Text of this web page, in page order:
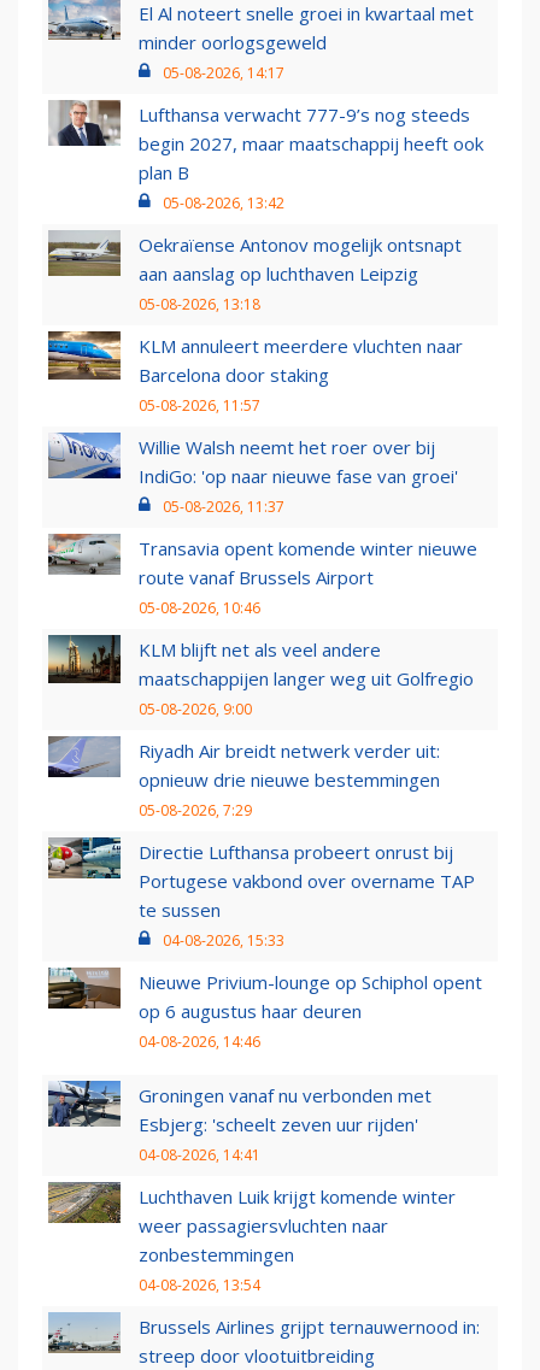
El Al noteert snelle groei in kwartaal met
minder oorlogsgeweld
05-08-2026, 14:17
Lufthansa verwacht 777-9’s nog steeds
begin 2027, maar maatschappij heeft ook
plan B
05-08-2026, 13:42
Oekraïense Antonov mogelijk ontsnapt
aan aanslag op luchthaven Leipzig
05-08-2026, 13:18
KLM annuleert meerdere vluchten naar
Barcelona door staking
05-08-2026, 11:57
Willie Walsh neemt het roer over bij
IndiGo: 'op naar nieuwe fase van groei'
05-08-2026, 11:37
Transavia opent komende winter nieuwe
route vanaf Brussels Airport
05-08-2026, 10:46
KLM blijft net als veel andere
maatschappijen langer weg uit Golfregio
05-08-2026, 9:00
Riyadh Air breidt netwerk verder uit:
opnieuw drie nieuwe bestemmingen
05-08-2026, 7:29
Directie Lufthansa probeert onrust bij
Portugese vakbond over overname TAP
te sussen
04-08-2026, 15:33
Nieuwe Privium-lounge op Schiphol opent
op 6 augustus haar deuren
04-08-2026, 14:46
Groningen vanaf nu verbonden met
Esbjerg: 'scheelt zeven uur rijden'
04-08-2026, 14:41
Luchthaven Luik krijgt komende winter
weer passagiersvluchten naar
zonbestemmingen
04-08-2026, 13:54
Brussels Airlines grijpt ternauwernood in:
streep door vlootuitbreiding